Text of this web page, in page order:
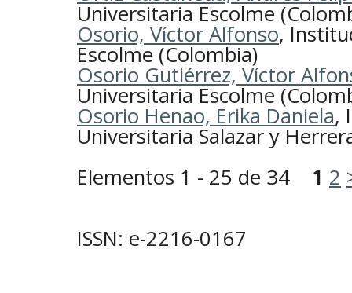
Universitaria Escolme
Osorio, Víctor Alfonso,
Escolme (Colombia)
Osorio Gutiérrez, Víctor
Universitaria Escolme
Osorio Henao, Erika Daniela,
Universitaria Salazar y
Elementos 1 - 25 de 34 1 2
ISSN: e-2216-0167